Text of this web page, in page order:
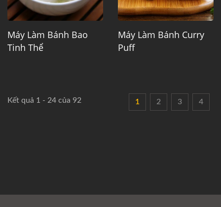
Máy Làm Bánh Bao
Tinh Thể
Máy Làm Bánh Curry
Puff
Kết quả 1 - 24 của 92 1 2 3 4